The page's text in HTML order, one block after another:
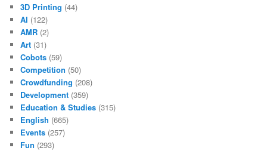
3D Printing (44)
AI (122)
AMR (2)
Art (31)
Cobots (59)
Competition (50)
Crowdfunding (208)
Development (359)
Education & Studies (315)
English (665)
Events (257)
Fun (293)